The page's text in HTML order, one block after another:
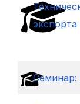
Семинар: